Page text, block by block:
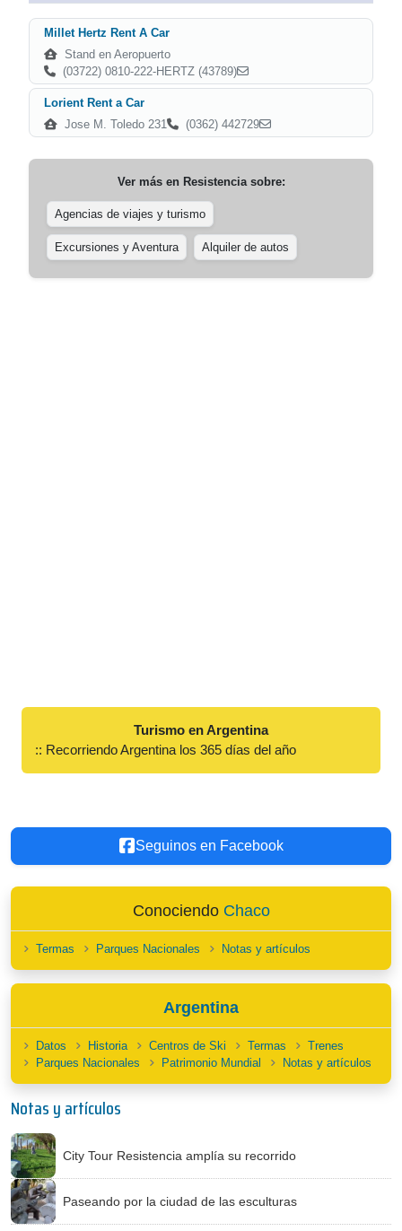
Millet Hertz Rent A Car
Stand en Aeropuerto
(03722) 0810-222-HERTZ (43789)
Lorient Rent a Car
Jose M. Toledo 231
(0362) 442729
Ver más en Resistenciasobre:
Agencias de viajes y turismo
Excursiones y Aventura Alquiler de autos
Turismo en Argentina
:: Recorriendo Argentina los 365 días del año
Seguinos en Facebook
Conociendo Chaco
Termas Parques Nacionales Notas y artículos
Argentina
Datos Historia Centros de Ski Termas
Trenes
Parques Nacionales
Patrimonio Mundial Notas y artículos
Notas y artículos
City Tour Resistencia amplía su recorrido
Paseando por la ciudad de las esculturas